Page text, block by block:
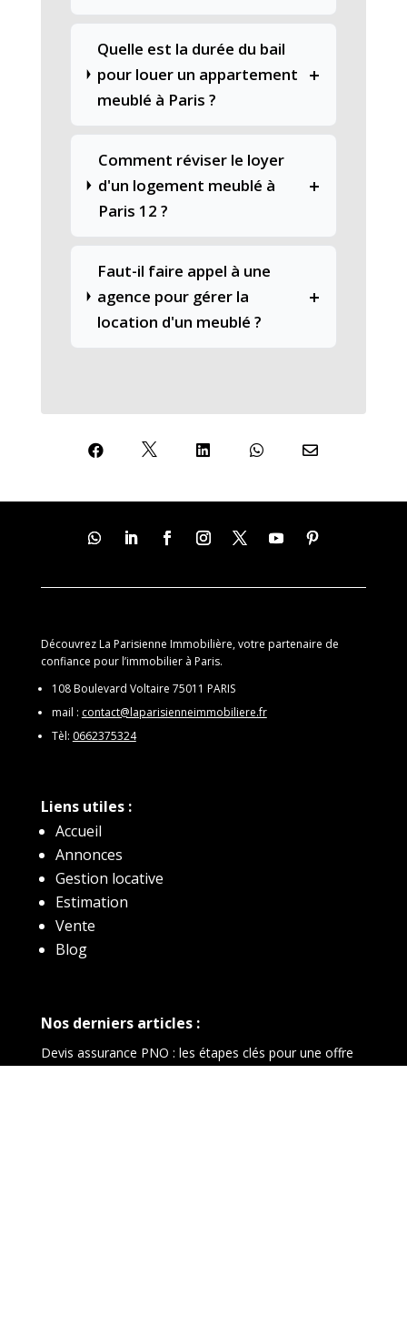
Quelle est la durée du bail
pour louer un appartement
meublé à Paris ?
+
Comment réviser le loyer
d'un logement meublé à
Paris 12 ?
+
Faut-il faire appel à une
agence pour gérer la
location d'un meublé ?
+
    
Découvrez La Parisienne Immobilière, votre partenaire de
confiance pour l’immobilier à Paris.
108 Boulevard Voltaire 75011 PARIS
mail : contact@laparisienneimmobiliere.fr
Tèl: 0662375324
Liens utiles :
Accueil
Annonces
Gestion locative
Estimation
Vente
Blog
Nos derniers articles :
Devis assurance PNO : les étapes clés pour une offre
adaptée